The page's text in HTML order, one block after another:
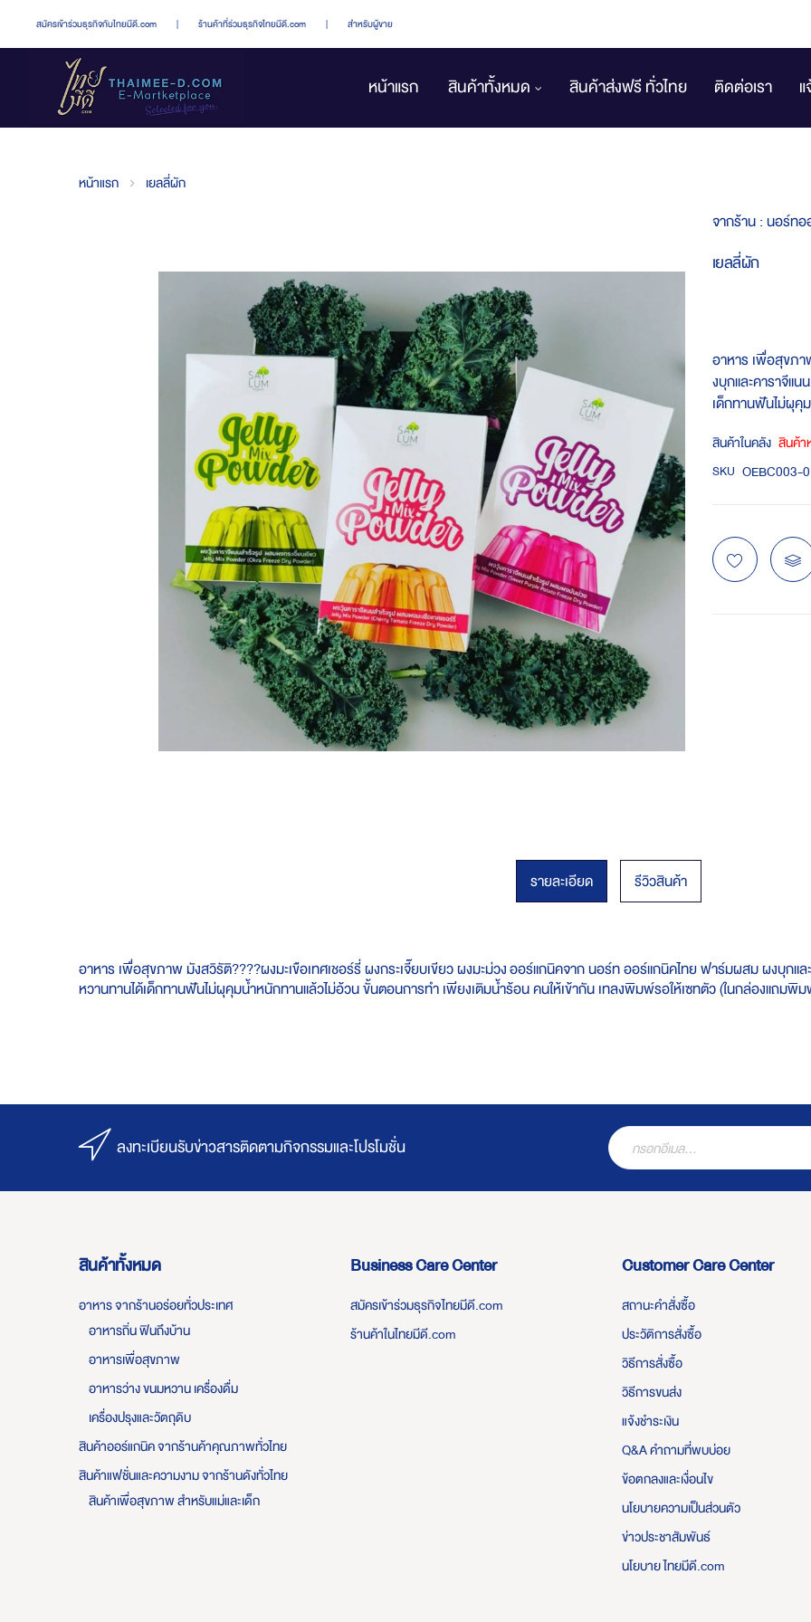
สมัครเข้าร่วมธุรกิจกับไทยมีดี.com | ร้านค้าที่ร่วมธุรกิจไทยมีดี.com | สำหรับผู้ขาย
หน้าแรก สินค้าทั้งหมด สินค้าส่งฟรี ทั่วไทย ติดต่อเรา
หน้าแรก เยลลี่ผัก
gallery
จากร้าน :นอร์ทอ
เยลลี่ผัก
อาหาร​ เพื่อสุขภ
งบุกและคาราจีแ
เด็กทานฟันไม่ผุคุ
สินค้าในคลัง สินค้า
SKU OEBC003-
รายละเอียด
อาหาร​ เพื่อสุขภาพ​ มังสวิรัติ????ผงมะเขือเทศเชอร์รี่ ผงกระเจี๊ยบเขียว ผงมะม่วง ออร์แกนิค​จาก​ ​นอร์ท​ ออร์แกนิค​ไทย​ ฟาร์มผสม ผ​งบุกแ
หวานทานได้เด็กทานฟันไม่ผุคุมน้ำหนักทานแล้วไม่อ้วน ขั้นตอนการทำ เพียงเติมน้ำร้อน คนให้เข้ากัน เทลงพิมพ์​ รอให้เซทตัว (ในกล่องแถมพิ
รีวิวสินค้า
ลงทะเบียนรับข่าวสารติดตามกิจกรรมและโปรโมชั่น
สินค้าทั้งหมด
อาหาร จากร้านอร่อยทั่วประเทศ
อาหารถิ่น ฟินถึงบ้าน
อาหารเพื่อสุขภาพ
อาหารว่าง ขนมหวาน เครื่องดื่ม
เครื่องปรุงและวัตถุดิบ
สินค้าออร์แกนิค จากร้านค้าคุณภาพทั่วไทย
สินค้าแฟชั่นและความงาม จากร้านดังทั่วไทย
สินค้าเพื่อสุขภาพ สำหรับแม่และเด็ก
Business Care Center
สมัครเข้าร่วมธุรกิจไทยมีดี.com
ร้านค้าในไทยมีดี.com
Customer Care Center
สถานะคำสั่งซื้อ
ประวัติการสั่งซื้อ
วิธีการสั่งซื้อ
วิธีการขนส่ง
แจ้งชำระเงิน
Q&A คำถามที่พบบ่อย
ข้อตกลงและเงื่อนไข
นโยบายความเป็นส่วนตัว
ข่าวประชาสัมพันธ์
นโยบาย ไทยมีดี.com